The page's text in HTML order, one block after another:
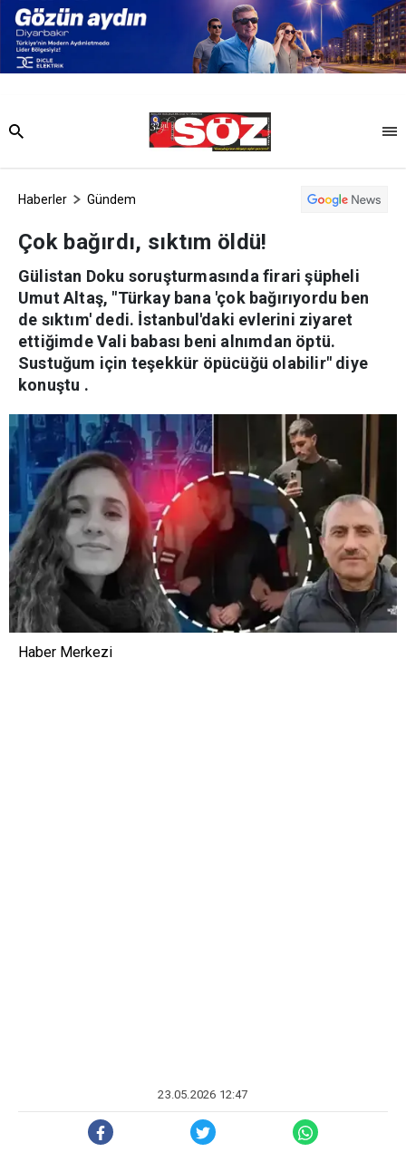
Haberler Gündem
Çok bağırdı, sıktım öldü!
Gülistan Doku soruşturmasında firari şüpheli
Umut Altaş, "Türkay bana 'çok bağırıyordu ben
de sıktım' dedi. İstanbul'daki evlerini ziyaret
ettiğimde Vali babası beni alnımdan öptü.
Sustuğum için teşekkür öpücüğü olabilir" diye
konuştu .
Haber Merkezi
23.05.2026 12:47